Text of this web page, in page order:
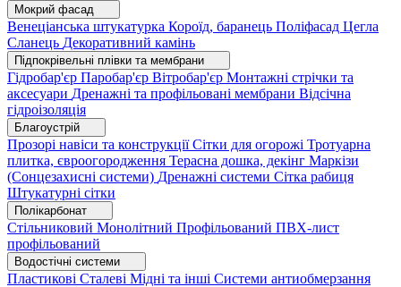
Мокрий фасад
Венеціанська штукатурка Короїд, баранець Поліфасад Цегла
Сланець Декоративний камінь
Підпокрівельні плівки та мембрани
Гідробар'єр Паробар'єр Вітробар'єр Монтажні стрічки та
аксесуари Дренажні та профільовані мембрани Відсічна
гідроізоляція
Благоустрій
Прозорі навіси та конструкціїСітки для огорожі Тротуарна
плитка, євроогородження Терасна дошка, декінг Маркізи
(Сонцезахисні системи) Дренажні системи Сітка рабиця
Штукатурні сітки
Полікарбонат
Стільниковий Монолітний Профільований ПВХ-лист
профільований
Водостічні системи
Пластикові Сталеві Мідні та інші Системи антиобмерзання